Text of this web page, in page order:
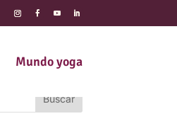
Mundo yoga